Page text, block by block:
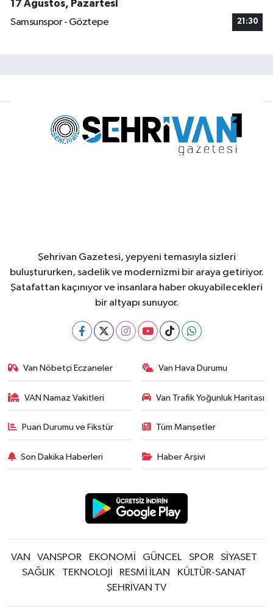
17 Ağustos, Pazartesi
Samsunspor - Göztepe
21:30
Şehrivan Gazetesi, yepyeni temasıyla sizleri
buluştururken, sadelik ve modernizmi bir araya getiriyor.
Şatafattan kaçınıyor ve insanlara haber okuyabilecekleri
bir altyapı sunuyor.
Van Nöbetçi Eczaneler Van Hava Durumu
VAN Namaz Vakitleri Van Trafik Yoğunluk Haritası
Puan Durumu ve Fikstür Tüm Manşetler
Son Dakika Haberleri Haber Arşivi
VAN VANSPOR EKONOMİ GÜNCEL SPOR
SİYASET
SAĞLIK
TEKNOLOJİ RESMİ İLAN
KÜLTÜR-SANAT
ŞEHRİVAN TV